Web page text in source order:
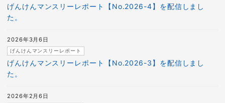
げんけんマンスリーレポート【No.2026-4】を配信しまし
た。
げんけんマンスリーレポート【No.2026-3】を配信しまし
た。
げんけんマンスリーレポート
2026年3月6日
2026年2月6日